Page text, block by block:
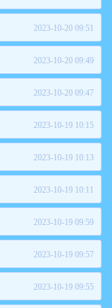
2023-10-20 09:51
2023-10-20 09:49
2023-10-20 09:47
2023-10-19 10:15
2023-10-19 10:13
2023-10-19 10:11
2023-10-19 09:59
2023-10-19 09:57
2023-10-19 09:55